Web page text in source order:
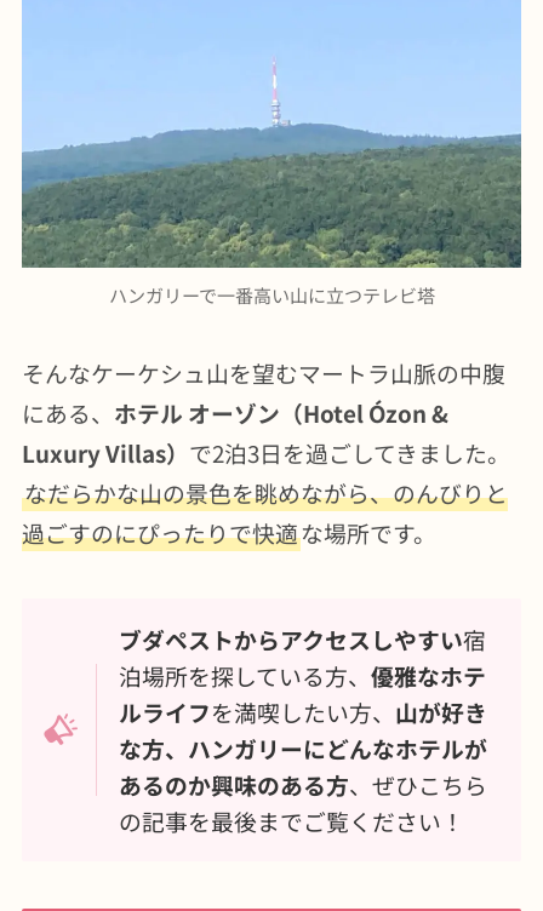
ハンガリーで一番高い山に立つテレビ塔
そんなケーケシュ山を望むマートラ山脈の中腹
にある、 ホテル オーゾン（Hotel Ózon &
Luxury Villas） で2泊3日を過ごしてきました。
なだらかな山の景色を眺めながら、のんびりと
過ごすのにぴったりで快適な場所です。
ブダペストからアクセスしやすい宿
泊場所を探している方、 優雅なホテ
ルライフを満喫したい方、 山が好き
な方、ハンガリーにどんなホテルが
あるのか興味のある方、ぜひこちら
の記事を最後までご覧ください！